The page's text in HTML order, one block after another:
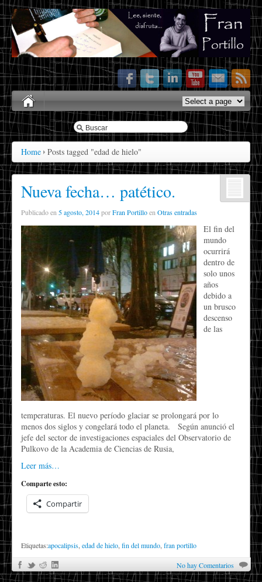
Home Posts tagged "edad de hielo"
Nueva fecha… patético.
Publicado en 5 agosto, 2014porFran Portilloen Otras entradas
El fin del
mundo
ocurrirá
dentro de
solo unos
años
debido a
un brusco
descenso
de las
temperaturas. El nuevo período glaciar se prolongará por lo
menos dos siglos y congelará todo el planeta. Según anunció el
jefe del sector de investigaciones espaciales del Observatorio de
Pulkovo de la Academia de Ciencias de Rusia,
Leer más…
Comparte esto:
Compartir
Etiquetas:apocalipsis edad de hielo fin del mundo fran portillo
No hay Comentarios